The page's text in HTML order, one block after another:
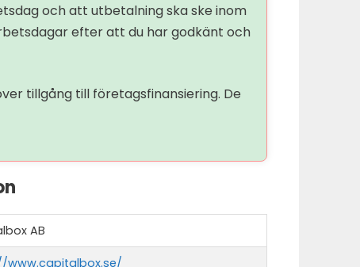
och att utbetalning ska ske inom
efter att du har godkänt och
tillgång till företagsfinansiering. De
AB
www.capitalbox.se/